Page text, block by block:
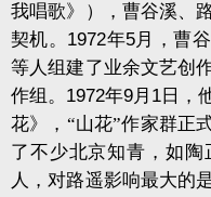
我唱歌》），曹谷溪、
契机。 1972年5月，曹
等人组建了业余文艺创
作组。 1972年9月 1 日，
花》，“山花”作家群正
了不少北京知青，如
人，对路遥影响最大的